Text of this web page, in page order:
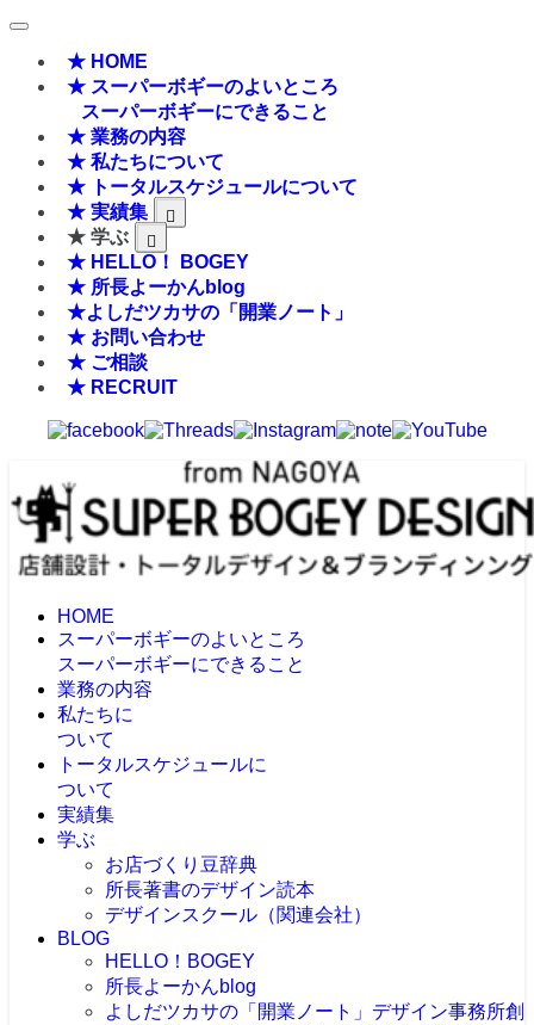
★ HOME
★ スーパーボギーのよいところ
スーパーボギーにできること
★ 業務の内容
★ 私たちについて
★ トータルスケジュールについて
★ 実績集
★ 学ぶ
★ HELLO！ BOGEY
★ 所長よーかんblog
★よしだツカサの「開業ノート」
★ お問い合わせ
★ ご相談
★ RECRUIT
HOME
スーパーボギーのよいところ
スーパーボギーにできること
業務の内容
私たちに
ついて
トータルスケジュールに
ついて
実績集
学ぶ
お店づくり豆辞典
所長著書のデザイン読本
デザインスクール（関連会社）
BLOG
HELLO！BOGEY
所長よーかんblog
よしだツカサの「開業ノート」 デザイン事務所創